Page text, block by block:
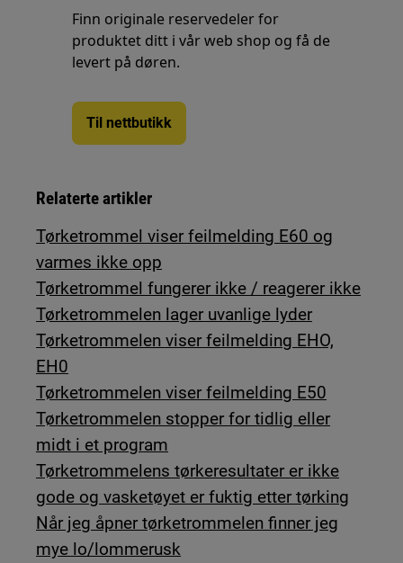
Finn originale reservedeler for
produktet ditt i vår web shop og få de
levert på døren.
Til nettbutikk
Relaterte artikler
Tørketrommel viser feilmelding E60 og
varmes ikke opp
Tørketrommel fungerer ikke / reagerer ikke
Tørketrommelen lager uvanlige lyder
Tørketrommelen viser feilmelding EHO,
EH0
Tørketrommelen viser feilmelding E50
Tørketrommelen stopper for tidlig eller
midt i et program
Tørketrommelens tørkeresultater er ikke
gode og vasketøyet er fuktig etter tørking
Når jeg åpner tørketrommelen finner jeg
mye lo/lommerusk